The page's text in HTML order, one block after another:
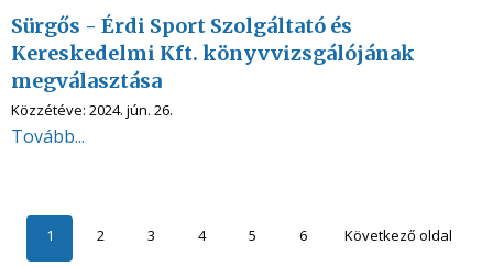
Sürgős - Érdi Sport Szolgáltató és
Kereskedelmi Kft. könyvvizsgálójának
megválasztása
Közzétéve: 2024. jún. 26.
Tovább...
1 2 3 4 5 6 Következő oldal